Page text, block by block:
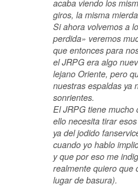
acaba viendo los
giros, la misma
Si ahora volvemos a
perdida» veremos
que entonces para
el JRPG era algo
lejano Oriente, pero
nuestras espaldas ya
sonrientes.
El JRPG tiene
ello necesita tirar
ya del jodido
cuando yo hablo
y que por eso me
realmente quiero que
lugar de basura).